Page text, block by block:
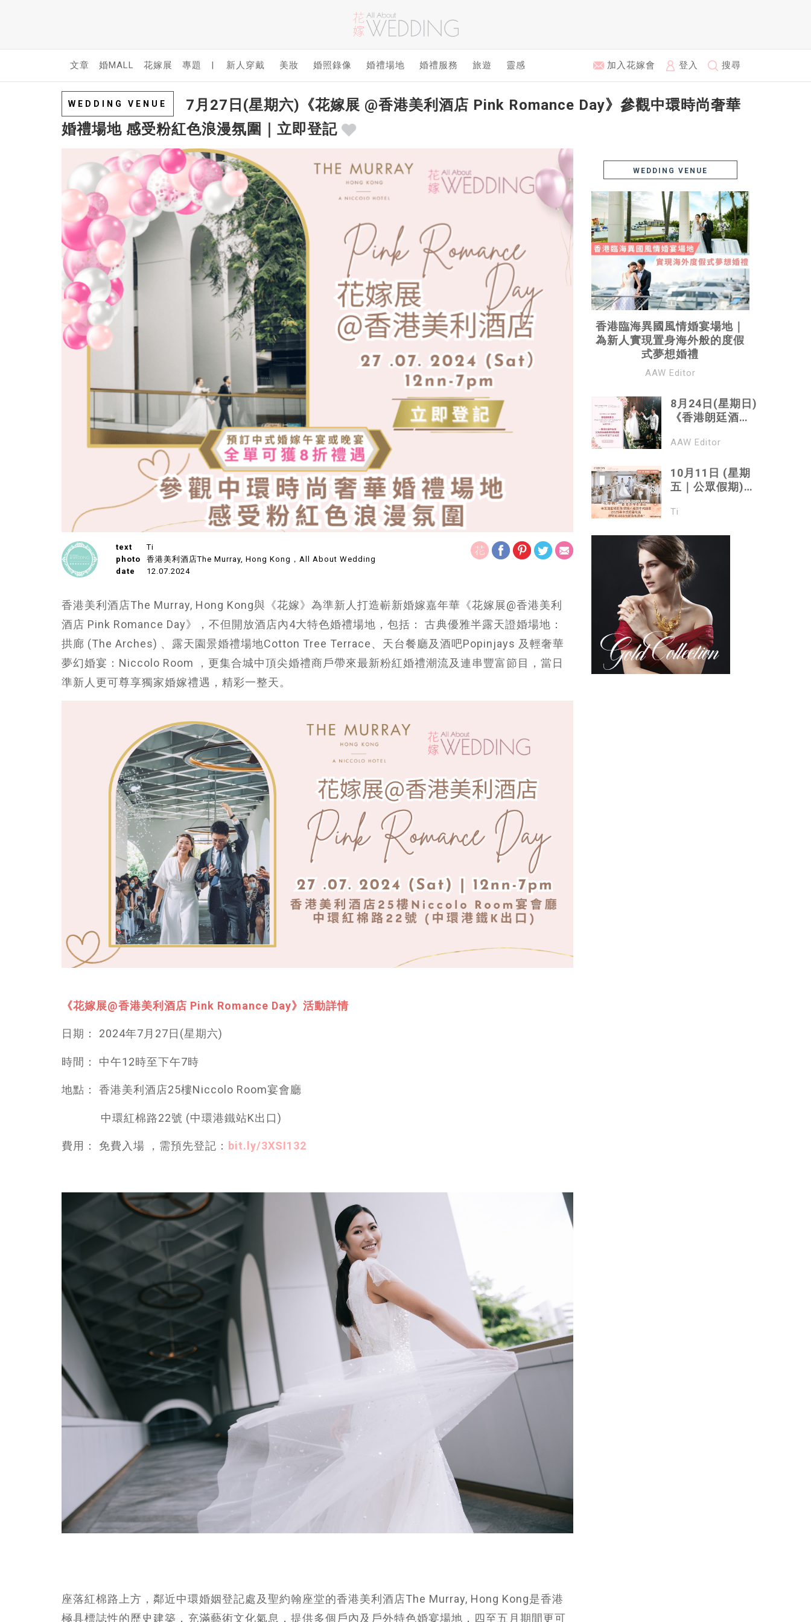
文章 婚MALL 花嫁展 專題 | 新人穿戴 美妝 婚照錄像 婚禮場地 婚禮服務 旅遊 靈感 加入花嫁會 登入 搜尋
WEDDING VENUE
7月27日(星期六)《花嫁展 @香港美利酒店 Pink Romance Day》參觀中環時尚奢華
婚禮場地 感受粉紅色浪漫氛圍｜立即登記
text
Ti
photo
香港美利酒店The Murray, Hong Kong，All About Wedding
date
12.07.2024
香港美利酒店The Murray, Hong Kong與《花嫁》為準新人打造嶄新婚嫁嘉年華《花嫁展@香港美利
酒店 Pink Romance Day》，不但開放酒店內4大特色婚禮場地，包括： 古典優雅半露天證婚場地：
拱廊 (The Arches) 、露天園景婚禮場地Cotton Tree Terrace、天台餐廳及酒吧Popinjays 及輕奢華
夢幻婚宴：Niccolo Room ，更集合城中頂尖婚禮商戶帶來最新粉紅婚禮潮流及連串豐富節目，當日
準新人更可尊享獨家婚嫁禮遇，精彩一整天。
《花嫁展@香港美利酒店 Pink Romance Day》活動詳情
日期： 2024年7月27日(星期六)
時間： 中午12時至下午7時
地點： 香港美利酒店25樓Niccolo Room宴會廳
中環紅棉路22號 (中環港鐵站K出口)
費用： 免費入場 ，需預先登記： bit.ly/3XSI132
座落紅棉路上方，鄰近中環婚姻登記處及聖約翰座堂的香港美利酒店The Murray, Hong Kong是香港
極具標誌性的歷史建築，充滿藝術文化氣息，提供多個戶內及戶外特色婚宴場地，四至五月期間更可
WEDDING VENUE
香港臨海異國風情婚宴場地｜
為新人實現置身海外般的度假
式夢想婚禮
AAW Editor
8月24日(星期日)
《香港朗廷酒店
Love Story Our
恆，盡在朗廷“ 婚
禮諮詢日》｜一
又充滿英倫風的
咀米芝蓮三星婚
宴｜請即登記
AAW Editor
10月11日 (星期
五｜公眾假期)
CORDIS, HONG
思酒店》米芝蓮
星級團隊親撰八
道菜中式囍宴 每
席港幣10,888元
起* 包酒水* 丨獨
家婚宴菜譜 囍悅
滋味升級
Ti